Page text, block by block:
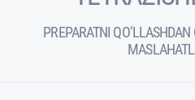
PREPARATNI